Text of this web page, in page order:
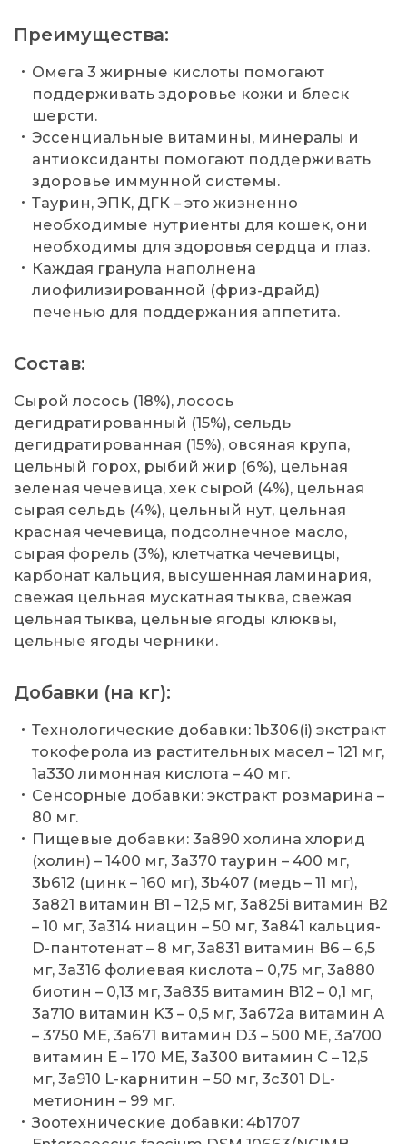
Преимущества:
Омега 3 жирные кислоты помогают
поддерживать здоровье кожи и блеск
шерсти.
Эссенциальные витамины, минералы и
антиоксиданты помогают поддерживать
здоровье иммунной системы.
Таурин, ЭПК, ДГК – это жизненно
необходимые нутриенты для кошек, они
необходимы для здоровья сердца и глаз.
Каждая гранула наполнена
лиофилизированной (фриз-драйд)
печенью для поддержания аппетита.
Состав:
Сырой лосось (18%), лосось
дегидратированный (15%), сельдь
дегидратированная (15%), овсяная крупа,
цельный горох, рыбий жир (6%), цельная
зеленая чечевица, хек сырой (4%), цельная
сырая сельдь (4%), цельный нут, цельная
красная чечевица, подсолнечное масло,
сырая форель (3%), клетчатка чечевицы,
карбонат кальция, высушенная ламинария,
свежая цельная мускатная тыква, свежая
цельная тыква, цельные ягоды клюквы,
цельные ягоды черники.
Добавки (на кг):
Технологические добавки: 1b306(i) экстракт
токоферола из растительных масел – 121 мг,
1a330 лимонная кислота – 40 мг.
Сенсорные добавки: экстракт розмарина –
80 мг.
Пищевые добавки: 3a890 холина хлорид
(холин) – 1400 мг, 3a370 таурин – 400 мг,
3b612 (цинк – 160 мг), 3b407 (медь – 11 мг),
3a821 витамин B1 – 12,5 мг, 3a825i витамин B2
– 10 мг, 3a314 ниацин – 50 мг, 3a841 кальция-
D-пантотенат – 8 мг, 3a831 витамин B6 – 6,5
мг, 3a316 фолиевая кислота – 0,75 мг, 3a880
биотин – 0,13 мг, 3a835 витамин B12 – 0,1 мг,
3a710 витамин K3 – 0,5 мг, 3a672a витамин А
– 3750 МЕ, 3a671 витамин D3 – 500 МЕ, 3a700
витамин Е – 170 МЕ, 3a300 витамин C – 12,5
мг, 3a910 L-карнитин – 50 мг, 3c301 DL-
метионин – 99 мг.
Зоотехнические добавки: 4b1707